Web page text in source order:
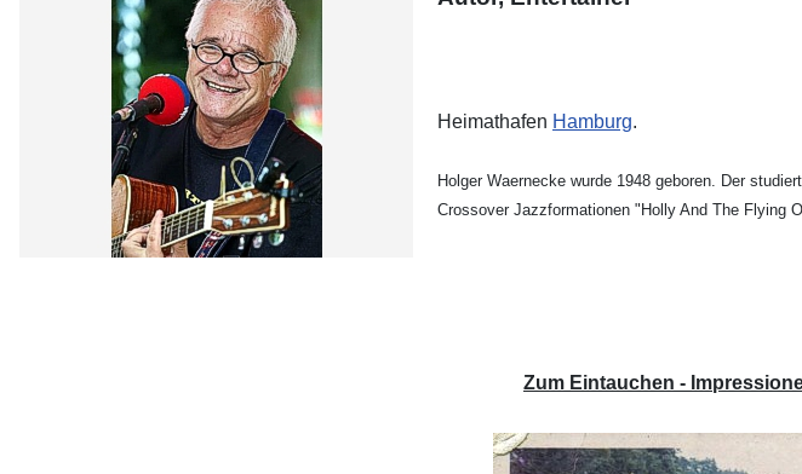
Heimathafen Hamburg.
Holger Waernecke wurde 1948 geboren. Der
Crossover Jazzformationen "Holly And The Flying
Zum Eintauchen -